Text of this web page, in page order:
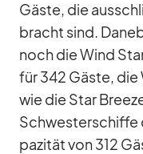
Gäste, die
bracht sind.
noch die Wind
für 342 Gäste,
wie die Star
Schwes­ter­schiffe
pa­zi­tät von 312